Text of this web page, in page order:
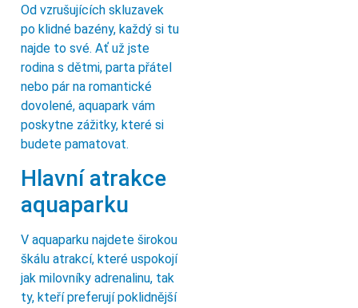
Od vzrušujících skluzavek
po klidné bazény, každý si tu
najde to své. Ať už jste
rodina s dětmi, parta přátel
nebo pár na romantické
dovolené, aquapark vám
poskytne zážitky, které si
budete pamatovat.
Hlavní atrakce
aquaparku
V aquaparku najdete širokou
škálu atrakcí, které uspokojí
jak milovníky adrenalinu, tak
ty, kteří preferují poklidnější